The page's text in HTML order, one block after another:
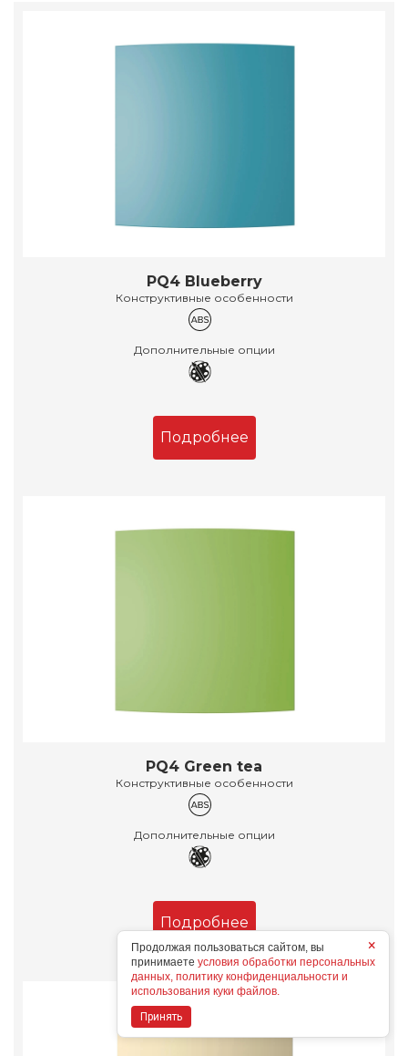
PQ4 Blueberry
Конструктивные особенности
Дополнительные опции
Подробнее
PQ4 Green tea
Конструктивные особенности
Дополнительные опции
Подробнее
×
Продолжая пользоваться сайтом, вы
принимаете условия обработки персональных
данных, политику конфиденциальности и
использования куки файлов.
Принять